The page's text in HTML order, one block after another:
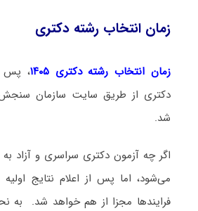
زمان انتخاب رشته دکتری
زمان انتخاب رشته دکتری ۱۴۰۵
، پس
دکتری از طریق سایت سازمان سنجش
شد.
اگر چه آزمون دکتری سراسری و آزاد به
می‌شود، اما پس از اعلام نتایج اولیه
فرایندها مجزا از هم خواهد شد. به